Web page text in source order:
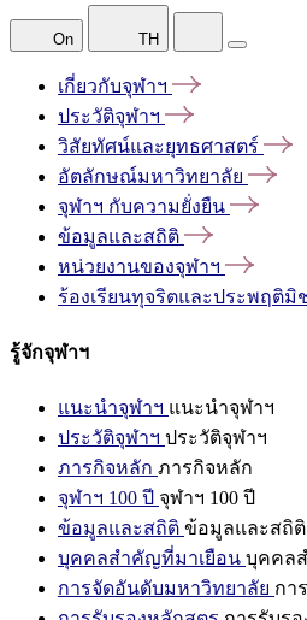
On TH
เกี่ยวกับจุฬาฯ
ประวัติจุฬาฯ
วิสัยทัศน์และยุทธศาสตร์
อัตลักษณ์มหาวิทยาลัย
จุฬาฯ กับความยั่งยืน
ข้อมูลและสถิติ
หน่วยงานของจุฬาฯ
ร้องเรียนทุจริตและประพฤติมิ
รู้จักจุฬาฯ
แนะนำจุฬาฯ แนะนำจุฬาฯ
ประวัติจุฬาฯ ประวัติจุฬาฯ
ภารกิจหลัก ภารกิจหลัก
จุฬาฯ 100 ปี จุฬาฯ 100 ปี
ข้อมูลและสถิติ ข้อมูลและสถิติ
บุคคลสำคัญที่มาเยือน บุคคล
การจัดอันดับมหาวิทยาลัย กา